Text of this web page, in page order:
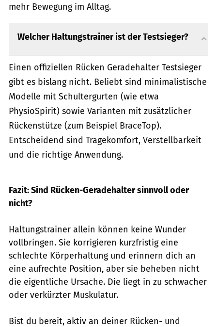
mehr Bewegung im Alltag.
Welcher Haltungstrainer ist der Testsieger?
Einen offiziellen Rücken Geradehalter Testsieger
gibt es bislang nicht. Beliebt sind minimalistische
Modelle mit Schultergurten (wie etwa
PhysioSpirit) sowie Varianten mit zusätzlicher
Rückenstütze (zum Beispiel BraceTop).
Entscheidend sind Tragekomfort, Verstellbarkeit
und die richtige Anwendung.
Fazit: Sind Rücken-Geradehalter sinnvoll oder
nicht?
Haltungstrainer allein können keine Wunder
vollbringen. Sie korrigieren kurzfristig eine
schlechte Körperhaltung und erinnern dich an
eine aufrechte Position, aber sie beheben nicht
die eigentliche Ursache. Die liegt in zu schwacher
oder verkürzter Muskulatur.
Bist du bereit, aktiv an deiner Rücken- und